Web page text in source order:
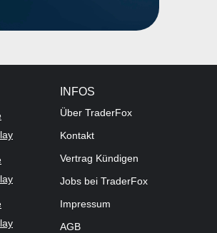
INFOS
Über TraderFox
Kontakt
Vertrag Kündigen
Jobs bei TraderFox
Impressum
AGB